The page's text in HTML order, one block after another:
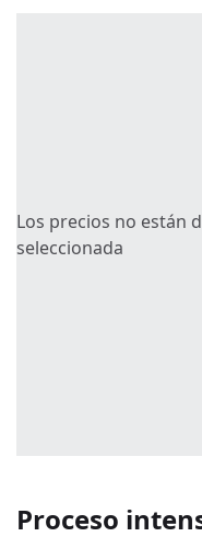
Los precios no están
seleccionada
Proceso